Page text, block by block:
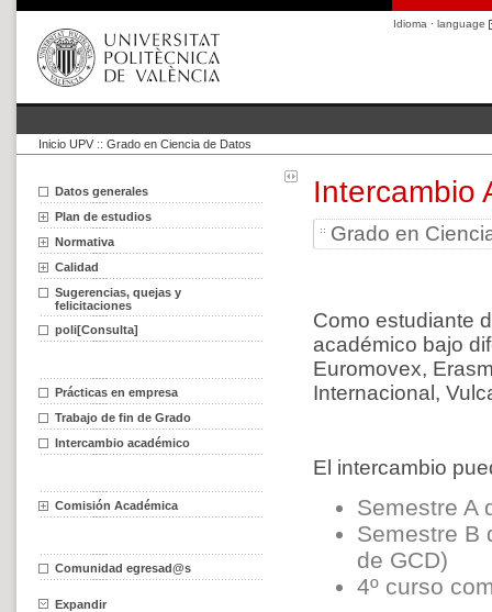
Idioma · language
Inicio UPV :: Grado en Ciencia de Datos
Datos generales
Plan de estudios
Normativa
Calidad
Sugerencias, quejas y
felicitaciones
poli[Consulta]
Prácticas en empresa
Trabajo de fin de Grado
Intercambio académico
Comisión Académica
Comunidad egresad@s
Expandir
Intercambio
Grado en
Como estudiante
académico bajo
Euromovex,
Internacional,
El intercambio
Semestre A
Semestre B
de GCD)
4º curso